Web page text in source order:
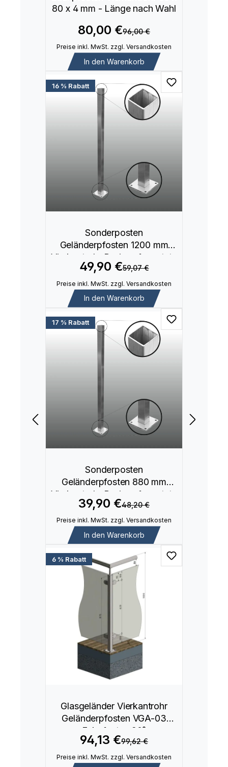
80 x 4 mm - Länge nach Wahl
80,00 €96,00 €
Preise inkl. MwSt. zzgl. Versandkosten
In den Warenkorb
16 % Rabatt
Sonderposten
Geländerpfosten 1200 mm
Vierkantrohr Basis aufgesetzte
Montage
49,90 €59,07 €
Preise inkl. MwSt. zzgl. Versandkosten
In den Warenkorb
17 % Rabatt
Sonderposten
Geländerpfosten 880 mm
Vierkantrohr Basis aufgesetzte
Montage
39,90 €48,20 €
Preise inkl. MwSt. zzgl. Versandkosten
In den Warenkorb
6 % Rabatt
Glasgeländer Vierkantrohr
Geländerpfosten VGA-03
Eckpfosten 90°
94,13 €99,62 €
Preise inkl. MwSt. zzgl. Versandkosten